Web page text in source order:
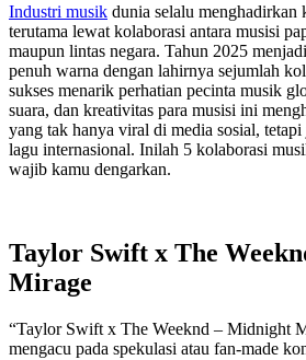
Industri musik dunia selalu menghadirkan
terutama lewat kolaborasi antara musisi
maupun lintas negara. Tahun 2025
penuh warna dengan lahirnya sejumlah
sukses menarik perhatian pecinta musik
suara, dan kreativitas para musisi ini
yang tak hanya viral di media sosial,
lagu internasional. Inilah 5 kolaborasi
wajib kamu dengarkan.
Taylor Swift x The
Mirage
“Taylor Swift x The Weeknd – Midnight
mengacu pada spekulasi atau fan-made